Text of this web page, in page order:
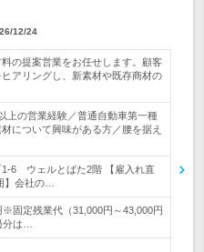
12/24
の提案営業をお任せします。顧客
アリングし、新素材や既存商材の
上の営業経験／普通自動車第一種
について興味がある方／腰を据え
1-6 ウェルとばた2階 【雇入れ直
】会社の…
※固定残業代（31,000円～43,000円
は…